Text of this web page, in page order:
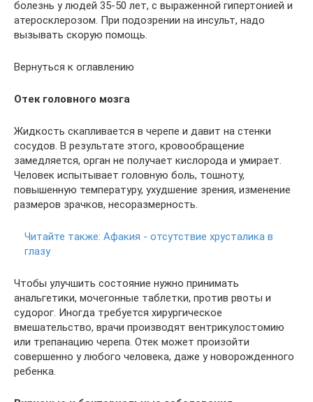
болезнь у людей 35-50 лет, с выраженной гипертонией и
атеросклерозом. При подозрении на инсульт, надо
вызывать скорую помощь.
Вернуться к оглавлению
Отек головного мозга
Жидкость скапливается в черепе и давит на стенки
сосудов. В результате этого, кровообращение
замедляется, орган не получает кислорода и умирает.
Человек испытывает головную боль, тошноту,
повышенную температуру, ухудшение зрения, изменение
размеров зрачков, несоразмерность.
Читайте также: Афакия - отсутствие хрусталика в
глазу
Чтобы улучшить состояние нужно принимать
анальгетики, мочегонные таблетки, против рвоты и
судорог. Иногда требуется хирургическое
вмешательство, врачи производят вентрикулостомию
или трепанацию черепа. Отек может произойти
совершенно у любого человека, даже у новорожденного
ребенка.